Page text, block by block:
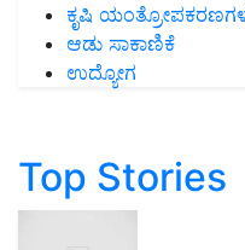
ಕೃಷಿ
ಆಡು ಸಾಕಾಣಿಕೆ
ಉದ್ಯೋಗ
Top Stories